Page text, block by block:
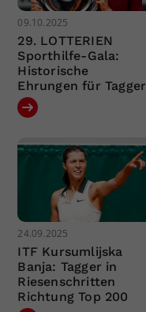
09.10.2025
29. LOTTERIEN
Sporthilfe-Gala:
Historische
Ehrungen für Tagger
24.09.2025
ITF Kursumlijska
Banja: Tagger in
Riesenschritten
Richtung Top 200